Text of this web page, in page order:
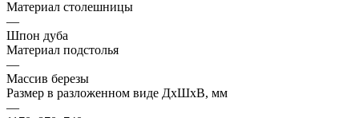
Материал столешницы
—
Шпон дуба
Материал подстолья
—
Массив березы
Размер в разложенном виде ДхШхВ, мм
—